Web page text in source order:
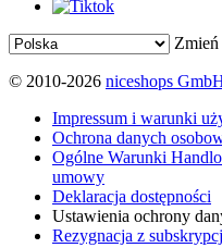
© 2010-2026 niceshops
Impressum i warunki
Ochrona danych
Ogólne Warunki
umowy
Deklaracja dostępności
Ustawienia ochrony
Rezygnacja z